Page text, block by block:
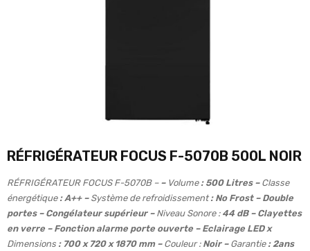
RÉFRIGÉRATEUR FOCUS F-5070B 500L NOIR
RÉFRIGÉRATEUR FOCUS F-5070B – – Volume : 500 Litres – Classe
énergétique : A++ – Système de refroidissement: No Frost – Double
portes – Congélateur supérieur –Niveau Sonore :44 dB – Clayettes
en verre – Fonction alarme porte ouverte – Eclairage LED x
Dimensions : 700 x 720 x 1870 mm –Couleur :Noir – Garantie: 2ans